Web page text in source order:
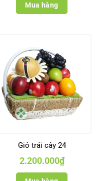
Mua hàng
Giỏ trái cây 24
2.200.000₫